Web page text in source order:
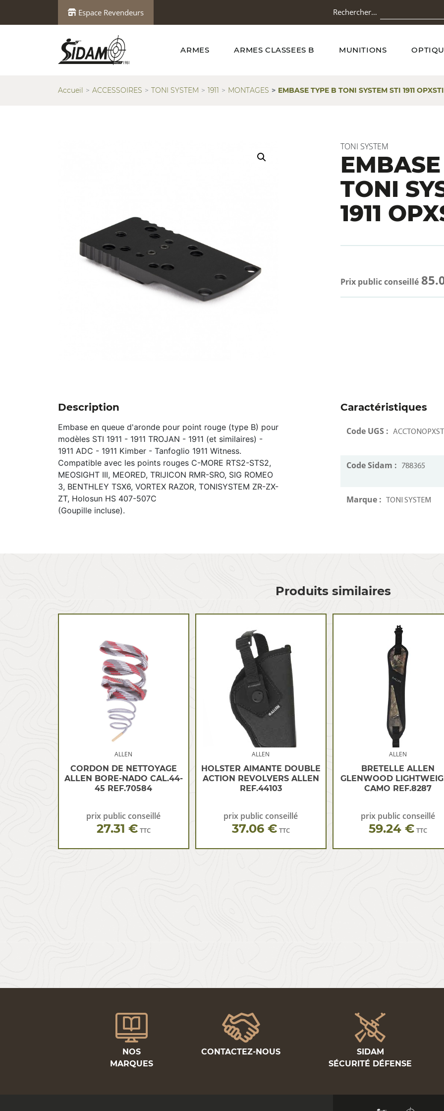
Espace Revendeurs Rechercher…
ARMES ARMES CLASSEES B MUNITIONS
Accueil ACCESSOIRES TONI SYSTEM 1911 MONTAGES EMBASE TYPE B TONI SYSTEM STI 1911
TONI SYSTEM
TONI
1911
Prix public conseillé
Description
Embase en queue d'aronde pour point rouge (type B) pour
modèles STI 1911 - 1911 TROJAN - 1911 (et similaires) -
1911 ADC - 1911 Kimber - Tanfoglio 1911 Witness.
Compatible avec les points rouges C-MORE RTS2-STS2,
MEOSIGHT III, MEORED, TRIJICON RMR-SRO, SIG ROMEO
3, BENTHLEY TSX6, VORTEX RAZOR, TONISYSTEM ZR-ZX-
ZT, Holosun HS 407-507C
(Goupille incluse).
Caractéristiques
Code UGS :
Code Sidam : 788365
Marque : TONI SYSTEM
Produits similaires
ALLEN
CORDON DE NETTOYAGE
ALLEN BORE-NADO CAL.44-
45 REF.70584
prix public conseillé
27.31 € TTC
ALLEN
HOLSTER AIMANTE DOUBLE
ACTION REVOLVERS ALLEN
REF.44103
prix public conseillé
37.06 € TTC
ALLEN
BRETELLE ALLEN
GLENWOOD
CAMO REF.8287
prix public conseillé
59.24 € TTC
NOS
MARQUES
CONTACTEZ-NOUS
SIDAM
SÉCURITÉ DÉFENSE